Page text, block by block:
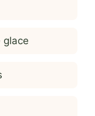
glace